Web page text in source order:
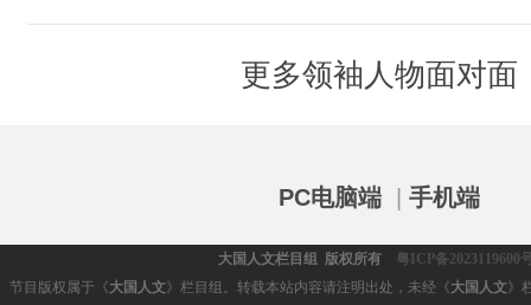
更多领袖人物面对面
PC电脑端 手机端
大国人文栏目组 版权所有
粤ICP备2023119600
节目版权属于《大国人文》栏目组。转载本站内容请注明出处，未经《大国人文》